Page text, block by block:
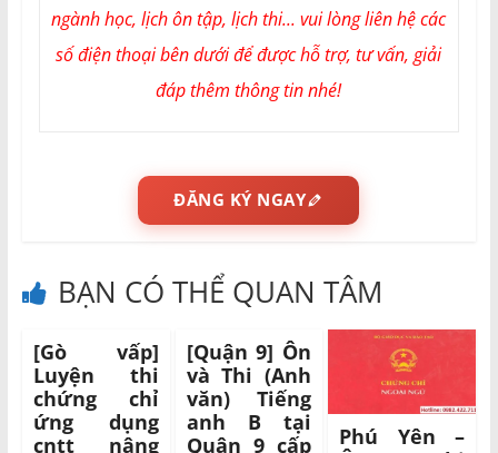
ngành học, lịch ôn tập, lịch thi... vui lòng liên hệ các
số điện thoại bên dưới để được hỗ trợ, tư vấn, giải
đáp thêm thông tin nhé!
ĐĂNG KÝ NGAY
BẠN CÓ THỂ QUAN TÂM
[Gò vấp]
Luyện thi
chứng chỉ
ứng dụng
cntt nâng
[Quận 9] Ôn
và Thi (Anh
văn) Tiếng
anh B tại
Quận 9 cấp
Phú Yên –